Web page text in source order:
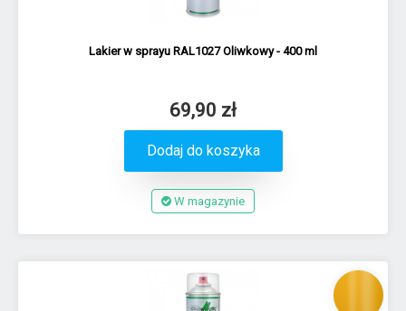
Lakier w sprayu RAL1027 Oliwkowy - 400 ml
69,90 zł
Dodaj do koszyka
W magazynie